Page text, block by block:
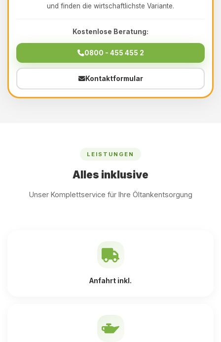
und finden die wirtschaftlichste Variante.
Kostenlose Beratung:
0800 - 455 455 2
Kontaktformular
LEISTUNGEN
Alles inklusive
Unser Komplettservice für Ihre Öltankentsorgung
Anfahrt inkl.